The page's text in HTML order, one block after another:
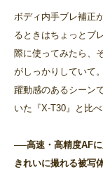
ボディ内手ブレ補正
るときはちょっとブ
際に使ってみたら、
がしっかりしていて
躍動感のあるシーン
いた『X-T30』と比
──高速・高精度AF
きれいに撮れる被写